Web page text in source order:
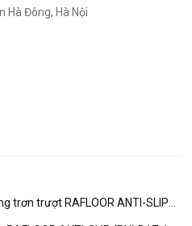
Hà Đông, Hà Nội
trơn trượt RAFLOOR ANTI-SLIP